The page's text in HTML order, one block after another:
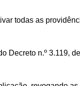
todas as
o Decreto n.º 3.119,